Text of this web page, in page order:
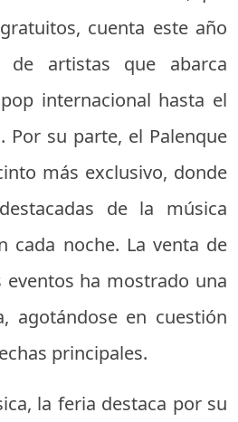
cuenta este año
artistas que abarca
internacional hasta el
Por su parte, el Palenque
más exclusivo, donde
de la música
cada noche. La venta de
ha mostrado una
agotándose en cuestión
principales.
la feria destaca por su